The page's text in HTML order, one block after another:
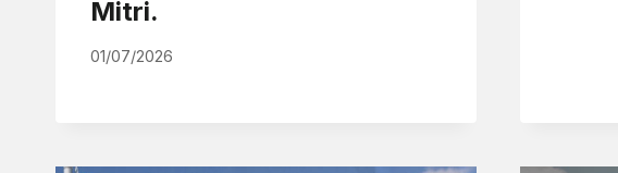
Mitri.
01/07/2026